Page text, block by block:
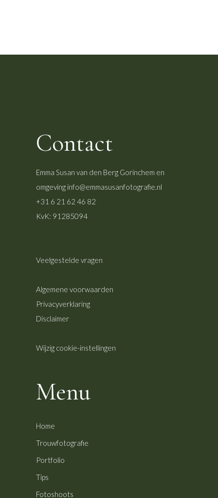
Contact
Emma Susan van den Berg Gorinchem en
omgeving info@emmasusanfotografie.nl
+31 6 21 62 46 82
KvK: 91285094
Veelgestelde vragen
Algemene voorwaarden
Privacyverklaring
Disclaimer
Wijzig cookie-instellingen
Menu
Home
Trouwfotografie
Portfolio
Tips
Fotoshoots